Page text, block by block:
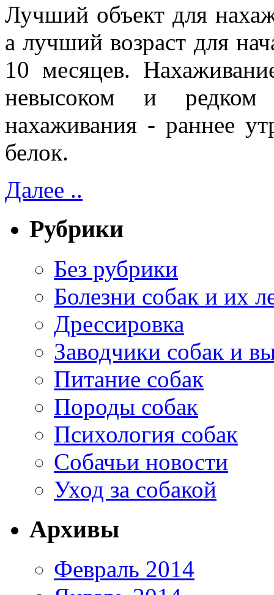
Лучший объект для
а лучший возраст для
10 месяцев.
невысоком и
нахаживания - раннее
белок.
Далее ..
Рубрики
Без рубрики
Болезни собак и их
Дрессировка
Заводчики собак и
Питание собак
Породы собак
Психология собак
Собачьи новости
Уход за собакой
Архивы
Февраль 2014